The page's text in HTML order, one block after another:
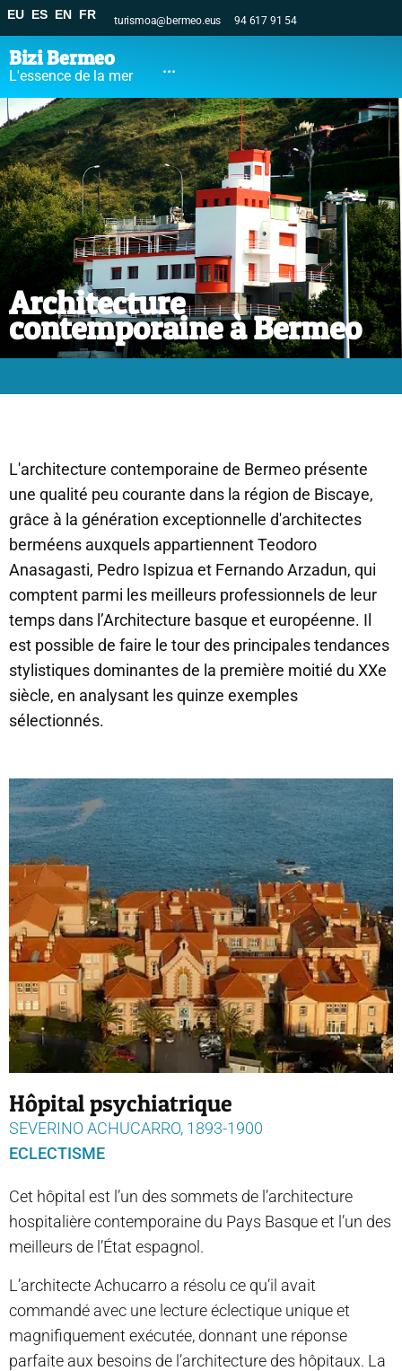
EU ES EN FR turismoa@bermeo.eus 94 617 91 54
Bizi Bermeo
L'essence de la mer ...
Architecture
contemporaine à Bermeo
L'architecture contemporaine de Bermeo présente
une qualité peu courante dans la région de Biscaye,
grâce à la génération exceptionnelle d'architectes
berméens auxquels appartiennent Teodoro
Anasagasti, Pedro Ispizua et Fernando Arzadun, qui
comptent parmi les meilleurs professionnels de leur
temps dans l’Architecture basque et européenne. Il
est possible de faire le tour des principales tendances
stylistiques dominantes de la première moitié du XXe
siècle, en analysant les quinze exemples
sélectionnés.
Hôpital psychiatrique
SEVERINO ACHUCARRO, 1893-1900
ECLECTISME
Cet hôpital est l’un des sommets de l’architecture
hospitalière contemporaine du Pays Basque et l’un des
meilleurs de l’État espagnol.
L’architecte Achucarro a résolu ce qu’il avait
commandé avec une lecture éclectique unique et
magnifiquement exécutée, donnant une réponse
parfaite aux besoins de l’architecture des hôpitaux. La